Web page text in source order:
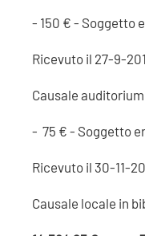
- 150 € - Soggetto
Ricevuto il 27-9-
Causale
- 75 € - Soggetto
Ricevuto il 30-11-
Causale locale in